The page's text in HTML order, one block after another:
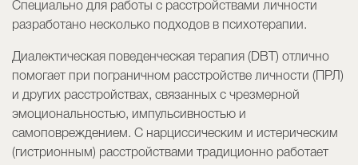
Специально для работы с расстройствами личности
разработано несколько подходов в психотерапии.
Диалектическая поведенческая терапия (DBT) отлично
помогает при пограничном расстройстве личности (ПРЛ)
и других расстройствах, связанных с чрезмерной
эмоциональностью, импульсивностью и
самоповреждением. С нарциссическим и истерическим
(гистрионным) расстройствами традиционно работает